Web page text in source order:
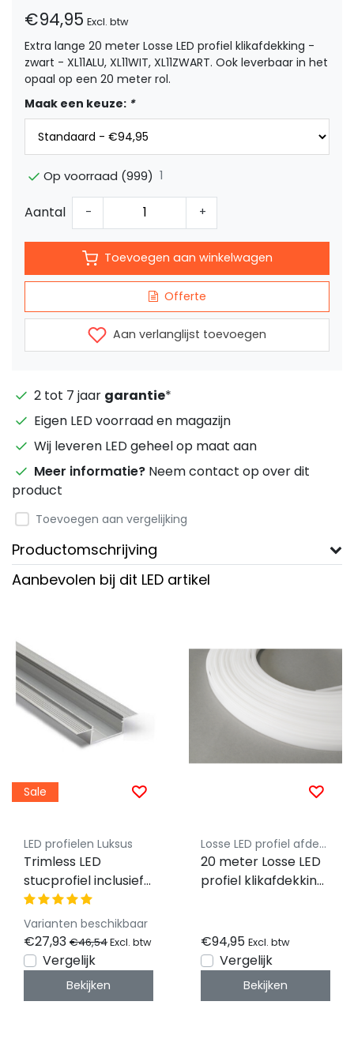
€94,95 Excl. btw
Extra lange 20 meter Losse LED profiel klikafdekking -
zwart - XL11ALU, XL11WIT, XL11ZWART. Ook leverbaar in het
opaal op een 20 meter rol.
Maak een keuze: *
Op voorraad (999) 1
Aantal - +
Toevoegen aan winkelwagen
Offerte
Aan verlanglijst toevoegen
2 tot 7 jaar garantie*
Eigen LED voorraad en magazijn
Wij leveren LED geheel op maat aan
Meer informatie? Neem contact op over dit
product
Toevoegen aan vergelijking
Productomschrijving
Aanbevolen bij dit LED artikel
Sale
LED profielen Luksus
Trimless LED
stucprofiel inclusief
klikafdekking 33,4
mm x 15,9 mm -
XL29TrimlessALU
Varianten beschikbaar
€27,93 €46,54Excl. btw
Vergelijk
Bekijken
Losse LED profiel afdekking Luksus
20 meter Losse LED
profiel klikafdekking
XL10ZWART,XL11ALU,
XL11WIT, XL11ZWART
€94,95 Excl. btw
Vergelijk
Bekijken